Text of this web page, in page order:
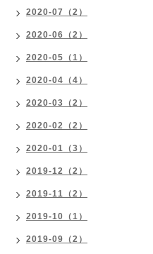
2020-07（2）
2020-06（2）
2020-05（1）
2020-04（4）
2020-03（2）
2020-02（2）
2020-01（3）
2019-12（2）
2019-11（2）
2019-10（1）
2019-09（2）